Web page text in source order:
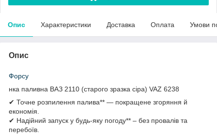
Опис Характеристики Доставка Оплата Умови
Опис
Форсу
нка паливна ВАЗ 2110 (старого зразка сіра) VAZ 6238
✔ Точне розпилення палива** — покращене згоряння й
економія.
✔ Надійний запуск у будь-яку погоду** – без провалів та
перебоїв.